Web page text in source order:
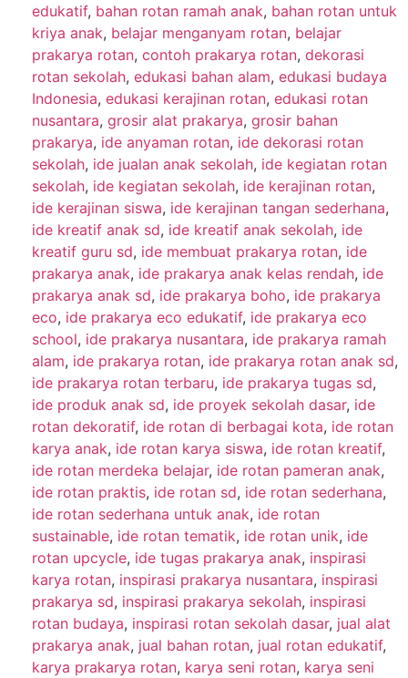
edukatif, bahan rotan ramah anak, bahan rotan untuk
kriya anak, belajar menganyam rotan, belajar
prakarya rotan, contoh prakarya rotan, dekorasi
rotan sekolah, edukasi bahan alam, edukasi budaya
Indonesia, edukasi kerajinan rotan, edukasi rotan
nusantara, grosir alat prakarya, grosir bahan
prakarya, ide anyaman rotan, ide dekorasi rotan
sekolah, ide jualan anak sekolah, ide kegiatan rotan
sekolah, ide kegiatan sekolah, ide kerajinan rotan,
ide kerajinan siswa, ide kerajinan tangan sederhana,
ide kreatif anak sd, ide kreatif anak sekolah, ide
kreatif guru sd, ide membuat prakarya rotan, ide
prakarya anak, ide prakarya anak kelas rendah, ide
prakarya anak sd, ide prakarya boho, ide prakarya
eco, ide prakarya eco edukatif, ide prakarya eco
school, ide prakarya nusantara, ide prakarya ramah
alam, ide prakarya rotan, ide prakarya rotan anak sd,
ide prakarya rotan terbaru, ide prakarya tugas sd,
ide produk anak sd, ide proyek sekolah dasar, ide
rotan dekoratif, ide rotan di berbagai kota, ide rotan
karya anak, ide rotan karya siswa, ide rotan kreatif,
ide rotan merdeka belajar, ide rotan pameran anak,
ide rotan praktis, ide rotan sd, ide rotan sederhana,
ide rotan sederhana untuk anak, ide rotan
sustainable, ide rotan tematik, ide rotan unik, ide
rotan upcycle, ide tugas prakarya anak, inspirasi
karya rotan, inspirasi prakarya nusantara, inspirasi
prakarya sd, inspirasi prakarya sekolah, inspirasi
rotan budaya, inspirasi rotan sekolah dasar, jual alat
prakarya anak, jual bahan rotan, jual rotan edukatif,
karya prakarya rotan, karya seni rotan, karya seni